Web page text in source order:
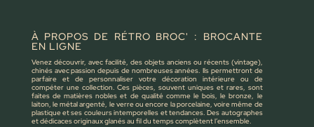
À PROPOS DE RÉTRO BROC' : BROCANTE
EN LIGNE
Venez découvrir, avec facilité, des objets anciens ou récents (vintage),
chinés avec passion depuis de nombreuses années. Ils permettront de
parfaire et de personnaliser votre décoration intérieure ou de
compéter une collection. Ces pièces, souvent uniques et rares, sont
faites de matières nobles et de qualité comme le bois, le bronze, le
laiton, le métal argenté, le verre ou encore la porcelaine, voire même de
plastique et ses couleurs intemporelles et tendances. Des autographes
et dédicaces originaux glanés au fil du temps complètent l’ensemble.